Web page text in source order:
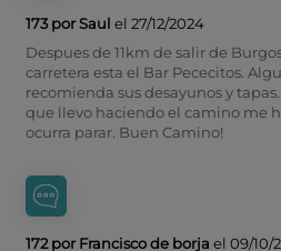
173 por Saul el 27/12/2024
Despues de 11km de salir de
carretera esta el Bar Pececitos.
recomienda sus desayunos y
que llevo haciendo el camino me
ocurra parar. Buen Camino!
172 por Francisco de borja el 09/10/